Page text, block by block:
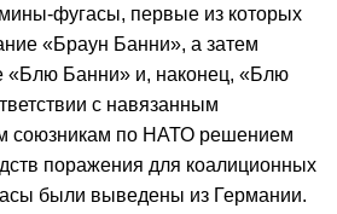
фугасы, первые из которых
«Браун Банни», а затем
«Блю Банни» и, наконец, «Блю
с навязанным
союзникам по НАТО решением
поражения для коалиционных
были выведены из Германии.